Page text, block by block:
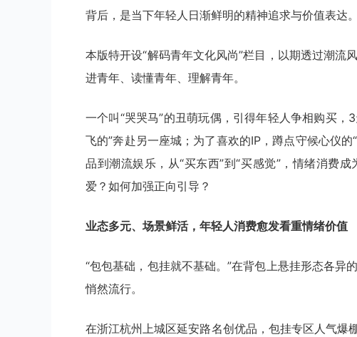
背后，是当下年轻人日渐鲜明的精神追求与价值表达。
本版特开设“解码青年文化风尚”栏目，以期透过潮流
进青年、读懂青年、理解青年。
一个叫“哭哭马”的丑萌玩偶，引得年轻人争相购买
飞的”奔赴另一座城；为了喜欢的IP，蹲点守候心仪
品到潮流娱乐，从“买东西”到“买感觉”，情绪消费
爱？如何加强正向引导？
业态多元、场景鲜活，年轻人消费愈发看重情绪价值
“包包基础，包挂就不基础。”在背包上悬挂形态各异
悄然流行。
在浙江杭州上城区延安路名创优品，包挂专区人气爆